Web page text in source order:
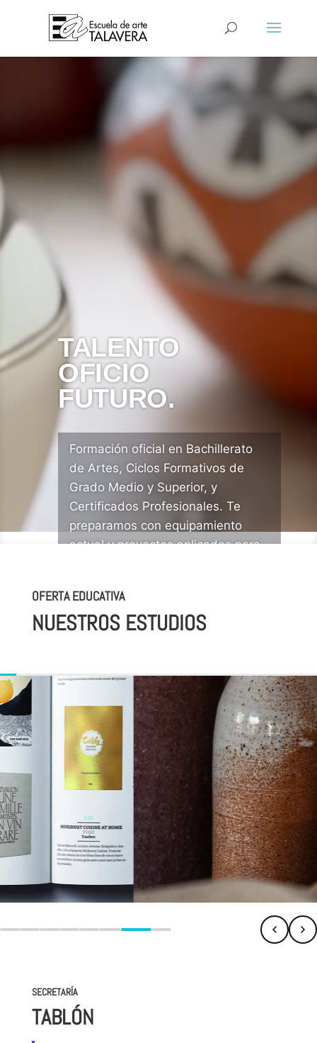
TALENTO
OFICIO
FUTURO.
Formación oficial en Bachillerato
de Artes, Ciclos Formativos de
Grado Medio y Superior, y
Certificados Profesionales. Te
preparamos con equipamiento
actual y proyectos aplicados para
Reproductor
OFERTA EDUCATIVA
NUESTROS ESTUDIOS
SECRETARÍA
TABLÓN